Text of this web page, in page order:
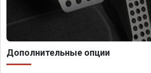
Дополнительные опции